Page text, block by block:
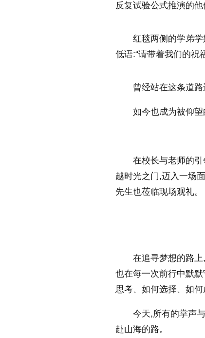
反复试验公式推演的
红毯两侧的学弟
低语:“请带着我们的祝
曾经站在这条道
如今也成为被仰望
在校长与老师的
越时光之门,迈入一场
先生也莅临现场观礼。
在追寻梦想的路
也在每一次前行中默
思考、如何选择、如
今天,所有的掌声
赴山海的路。